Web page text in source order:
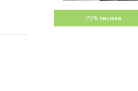
–20%